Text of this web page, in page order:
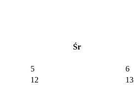
Śr
5 6
12 13